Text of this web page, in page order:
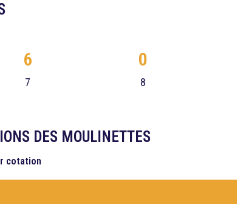
7
6
8
0
DES MOULINETTES
cotation